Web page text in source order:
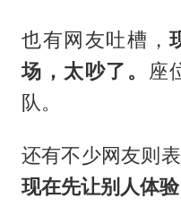
也有网友吐槽，
场，太吵了。 座
队。
还有不少网友则
现在先让别人体验